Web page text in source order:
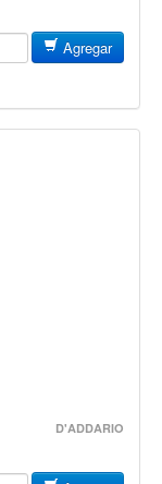
Agregar
PL008
D'ADDARIO